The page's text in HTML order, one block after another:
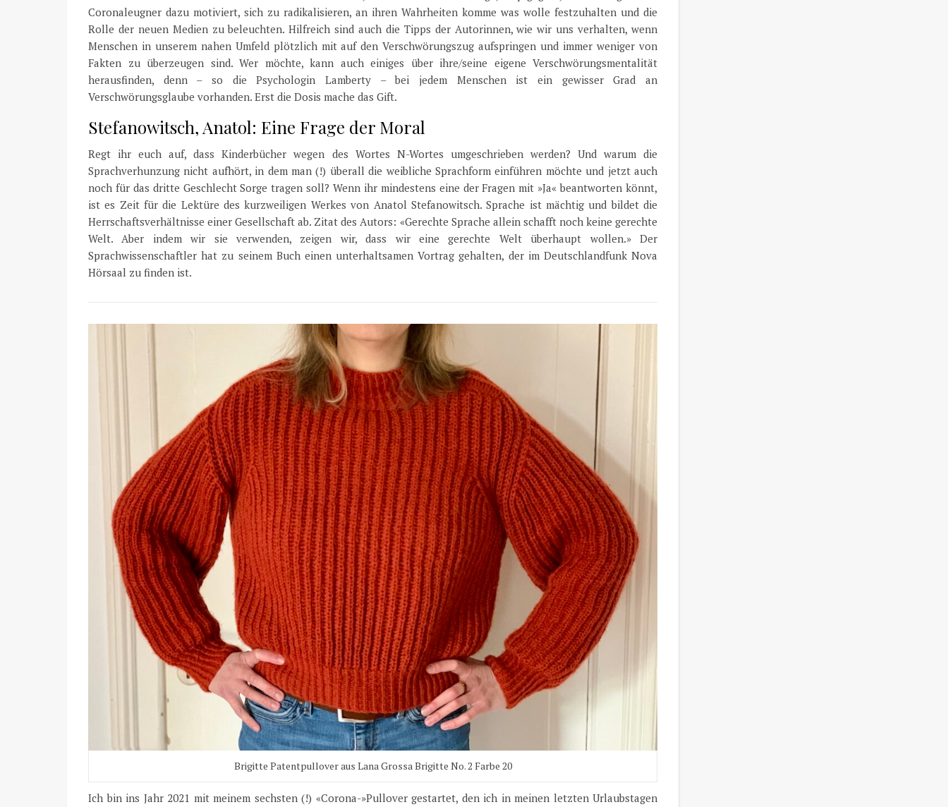
Coronaleugner dazu motiviert, sich zu radikalisieren, an ihren Wahrheiten komme was wolle festzuhalten und die
Rolle der neuen Medien zu beleuchten. Hilfreich sind auch die Tipps der Autorinnen, wie wir uns verhalten, wenn
Menschen in unserem nahen Umfeld plötzlich mit auf den Verschwörungszug aufspringen und immer weniger von
Fakten zu überzeugen sind. Wer möchte, kann auch einiges über ihre/seine eigene Verschwörungsmentalität
herausfinden, denn – so die Psychologin Lamberty – bei jedem Menschen ist ein gewisser Grad an
Verschwörungsglaube vorhanden. Erst die Dosis mache das Gift.
Stefanowitsch, Anatol: Eine Frage der Moral
Regt ihr euch auf, dass Kinderbücher wegen des Wortes N-Wortes umgeschrieben werden? Und warum die
Sprachverhunzung nicht aufhört, in dem man (!) überall die weibliche Sprachform einführen möchte und jetzt auch
noch für das dritte Geschlecht Sorge tragen soll? Wenn ihr mindestens eine der Fragen mit »Ja« beantworten könnt,
ist es Zeit für die Lektüre des kurzweiligen Werkes von Anatol Stefanowitsch. Sprache ist mächtig und bildet die
Herrschaftsverhältnisse einer Gesellschaft ab. Zitat des Autors: «Gerechte Sprache allein schafft noch keine gerechte
Welt. Aber indem wir sie verwenden, zeigen wir, dass wir eine gerechte Welt überhaupt wollen.» Der
Sprachwissenschaftler hat zu seinem Buch einen unterhaltsamen Vortrag gehalten, der im Deutschlandfunk Nova
Hörsaal zu finden ist.
Brigitte Patentpullover aus Lana Grossa Brigitte No. 2 Farbe 20
Ich bin ins Jahr 2021 mit meinem sechsten (!) «Corona-»Pullover gestartet, den ich in meinen letzten Urlaubstagen